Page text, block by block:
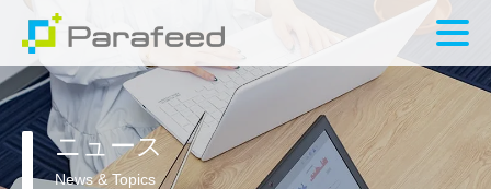
ニュース
News & Topics